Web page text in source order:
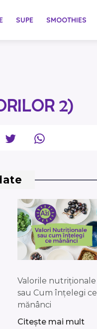
SUPE SMOOTHIES
2)
Valorile nutriționale
sau Cum înțelegi ce
mănânci
Citește mai mult